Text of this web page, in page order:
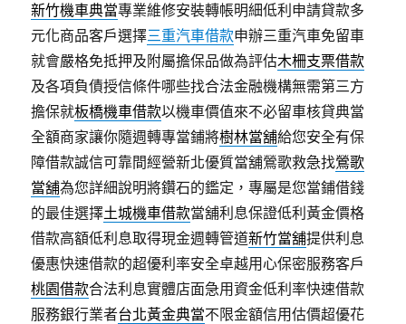
新竹機車典當專業維修安裝轉帳明細低利申請貸款多
元化商品客戶選擇三重汽車借款申辦三重汽車免留車
就會嚴格免抵押及附屬擔保品做為評估木柵支票借款
及各項負債授信條件哪些找合法金融機構無需第三方
擔保就板橋機車借款以機車價值來不必留車核貸典當
全額商家讓你隨週轉專當鋪將樹林當舖給您安全有保
障借款誠信可靠間經營新北優質當舖鶯歌救急找鶯歌
當舖為您詳細說明將鑽石的鑑定，專屬是您當鋪借錢
的最佳選擇土城機車借款當舖利息保證低利黃金價格
借款高額低利息取得現金週轉管道新竹當舖提供利息
優惠快速借款的超優利率安全卓越用心保密服務客戶
桃園借款合法利息實體店面急用資金低利率快速借款
服務銀行業者台北黃金典當不限金額信用估價超優花